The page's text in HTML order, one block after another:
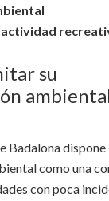
actividad
su
Badalona dispone
como una
con poca